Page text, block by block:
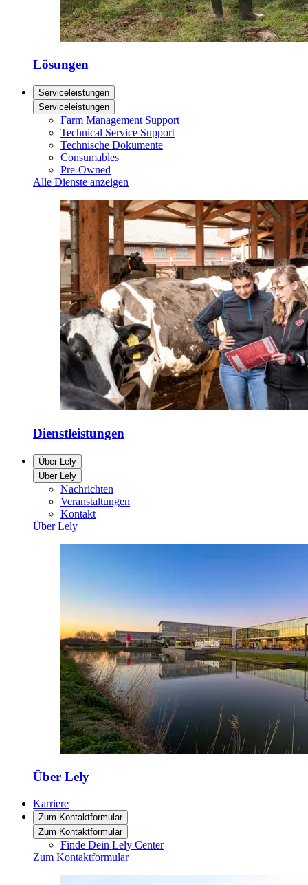
Lösungen
Serviceleistungen
Serviceleistungen
Farm Management Support
Technical Service Support
Technische Dokumente
Consumables
Pre-Owned
Alle Dienste anzeigen
Dienstleistungen
Über Lely
Über Lely
Nachrichten
Veranstaltungen
Kontakt
Über Lely
Über Lely
Karriere
Zum Kontaktformular
Zum Kontaktformular
Finde Dein Lely Center
Zum Kontaktformular